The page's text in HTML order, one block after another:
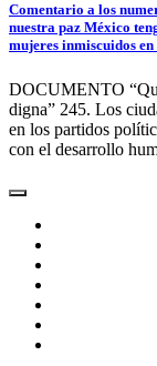
Comentario a los
nuestra paz México
mujeres inmiscuidos
DOCUMENTO
digna” 245. Los
en los partidos
con el desarrollo